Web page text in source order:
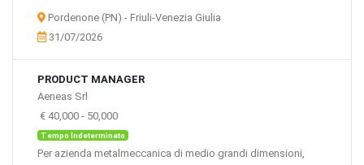
Pordenone (PN) - Friuli-Venezia Giulia
31/07/2026
PRODUCT MANAGER
Aeneas Srl
€ 40,000 - 50,000
Tempo Indeterminato
Per azienda metalmeccanica di medio grandi dimensioni,